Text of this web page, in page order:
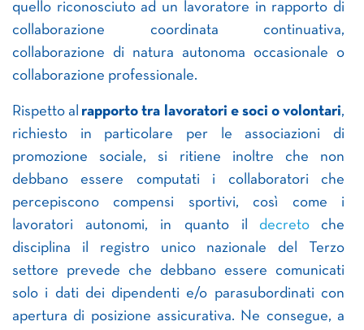
quello riconosciuto ad un lavoratore in rapporto di
collaborazione coordinata continuativa,
collaborazione di natura autonoma occasionale o
collaborazione professionale.
Rispetto al rapporto tra lavoratori e soci o volontari,
richiesto in particolare per le associazioni di
promozione sociale, si ritiene inoltre che non
debbano essere computati i collaboratori che
percepiscono compensi sportivi, così come i
lavoratori autonomi, in quanto il decretoche
disciplina il registro unico nazionale del Terzo
settore prevede che debbano essere comunicati
solo i dati dei dipendenti e/o parasubordinati con
apertura di posizione assicurativa. Ne consegue, a